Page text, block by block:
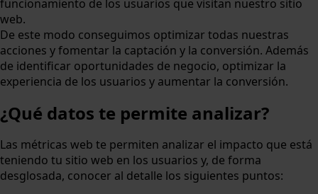
funcionamiento de los usuarios que visitan nuestro sitio
web.
De este modo conseguimos optimizar todas nuestras
acciones y fomentar la captación y la conversión. Además
de identificar oportunidades de negocio, optimizar la
experiencia de los usuarios y aumentar la conversión.
¿Qué datos te permite analizar?
Las métricas web te permiten analizar el impacto que está
teniendo tu sitio web en los usuarios y, de forma
desglosada, conocer al detalle los siguientes puntos: